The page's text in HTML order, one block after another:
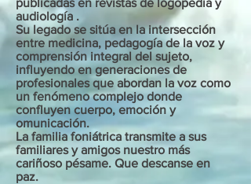
publicadas en revistas de logopedia y
audiología .
Su legado se sitúa en la intersección
entre medicina, pedagogía de la voz y
comprensión integral del sujeto,
influyendo en generaciones de
profesionales que abordan la voz como
un fenómeno complejo donde
confluyen cuerpo, emoción y
omunicación.
La familia foniátrica transmite a sus
familiares y amigos nuestro más
cariñoso pésame. Que descanse en
paz.